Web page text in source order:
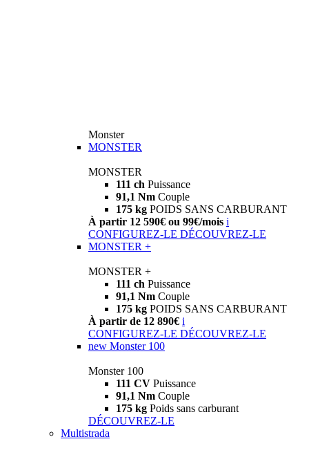
Monster
MONSTER
MONSTER
111 ch Puissance
91,1 Nm Couple
175 kg POIDS SANS CARBURANT
À partir 12 590€ ou 99€/mois i
CONFIGUREZ-LE DÉCOUVREZ-LE
MONSTER +
MONSTER +
111 ch Puissance
91,1 Nm Couple
175 kg POIDS SANS CARBURANT
À partir de 12 890€ i
CONFIGUREZ-LE DÉCOUVREZ-LE
new Monster 100
Monster 100
111 CV Puissance
91,1 Nm Couple
175 kg Poids sans carburant
DÉCOUVREZ-LE
Multistrada